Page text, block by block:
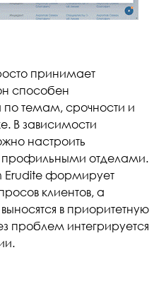
принимает
способен
по темам, срочности и
В зависимости
настроить
отделами.
Erudite формирует
клиентов, а
в приоритетную
проблем интегрируется